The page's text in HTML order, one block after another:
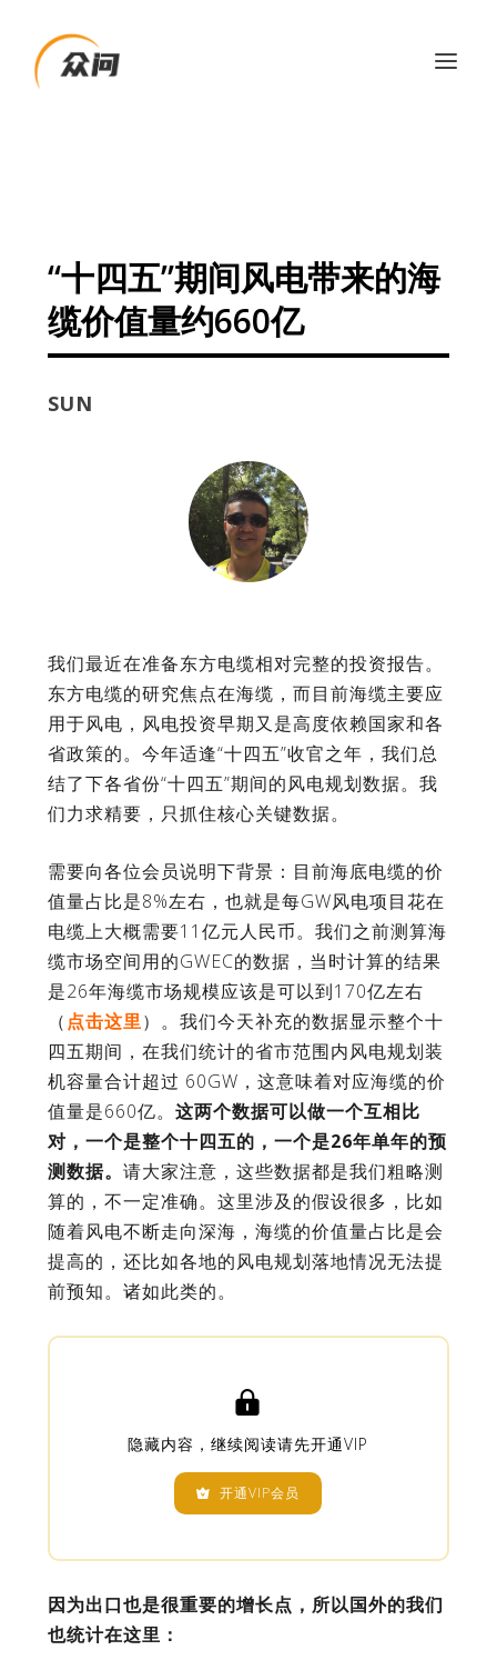
“十四五”期间风电带来的海
缆价值量约660亿
SUN
我们最近在准备东方电缆相对完整的投资报告。
东方电缆的研究焦点在海缆，而目前海缆主要应
用于风电，风电投资早期又是高度依赖国家和各
省政策的。今年适逢“十四五”收官之年，我们总
结了下各省份“十四五”期间的风电规划数据。我
们力求精要，只抓住核心关键数据。
需要向各位会员说明下背景：目前海底电缆的价
值量占比是8%左右，也就是每GW风电项目花在
电缆上大概需要11亿元人民币。我们之前测算海
缆市场空间用的GWEC的数据，当时计算的结果
是26年海缆市场规模应该是可以到170亿左右
（点击这里）。我们今天补充的数据显示整个十
四五期间，在我们统计的省市范围内风电规划装
机容量合计超过 60GW，这意味着对应海缆的价
值量是660亿。 这两个数据可以做一个互相比
对，一个是整个十四五的，一个是26年单年的预
测数据。 请大家注意，这些数据都是我们粗略测
算的，不一定准确。这里涉及的假设很多，比如
随着风电不断走向深海，海缆的价值量占比是会
提高的，还比如各地的风电规划落地情况无法提
前预知。诸如此类的。

隐藏内容，继续阅读请先开通VIP
 开通VIP会员
因为出口也是很重要的增长点，所以国外的我们
也统计在这里：